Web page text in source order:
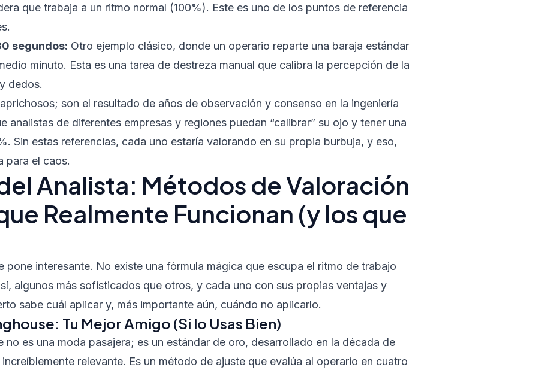
que trabaja a un ritmo normal (100%). Este es uno de los puntos de referencia
segundos: Otro ejemplo clásico, donde un operario reparte una baraja estándar
minuto. Esta es una tarea de destreza manual que calibra la percepción de la
dedos.
son el resultado de años de observación y consenso en la ingeniería
analistas de diferentes empresas y regiones puedan “calibrar” su ojo y tener una
Sin estas referencias, cada uno estaría valorando en su propia burbuja, y eso,
para el caos.
Analista: Métodos de Valoración
Realmente Funcionan (y los que
pone interesante. No existe una fórmula mágica que escupa el ritmo de trabajo
algunos más sofisticados que otros, y cada uno con sus propias ventajas y
sabe cuál aplicar y, más importante aún, cuándo no aplicarlo.
Tu Mejor Amigo (Si lo Usas Bien)
no es una moda pasajera; es un estándar de oro, desarrollado en la década de
relevante. Es un método de ajuste que evalúa al operario en cuatro